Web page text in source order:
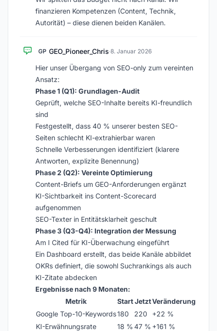
finanzieren Kompetenzen (Content, Technik,
Autorität) – diese dienen beiden Kanälen.
GP GEO_Pioneer_Chris·8. Januar 2026
Hier unser Übergang von SEO-only zum vereinten
Ansatz:
Phase 1 (Q1): Grundlagen-Audit
Geprüft, welche SEO-Inhalte bereits KI-freundlich
sind
Festgestellt, dass 40 % unserer besten SEO-
Seiten schlecht KI-extrahierbar waren
Schnelle Verbesserungen identifiziert (klarere
Antworten, explizite Benennung)
Phase 2 (Q2): Vereinte Optimierung
Content-Briefs um GEO-Anforderungen ergänzt
KI-Sichtbarkeit ins Content-Scorecard
aufgenommen
SEO-Texter in Entitätsklarheit geschult
Phase 3 (Q3-Q4): Integration der Messung
Am I Cited für KI-Überwachung eingeführt
Ein Dashboard erstellt, das beide Kanäle abbildet
OKRs definiert, die sowohl Suchrankings als auch
KI-Zitate abdecken
Ergebnisse nach 9 Monaten:
Metrik
StartJetztVeränderung
Google Top-10-Keywords180 220
+22 %
KI-Erwähnungsrate
18 %47 % +161 %